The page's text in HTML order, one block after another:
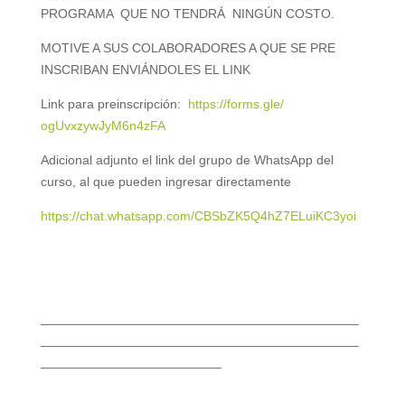
PROGRAMA QUE NO TENDRÁ NINGÚN COSTO.
MOTIVE A SUS COLABORADORES A QUE SE PRE
INSCRIBAN ENVIÁNDOLES EL LINK
Link para preinscripción: https://forms.gle/
ogUvxzywJyM6n4zFA
Adicional adjunto el link del grupo de WhatsApp del
curso, al que pueden ingresar directamente
https://chat.whatsapp.com/CBSbZK5Q4hZ7ELuiKC3yoi